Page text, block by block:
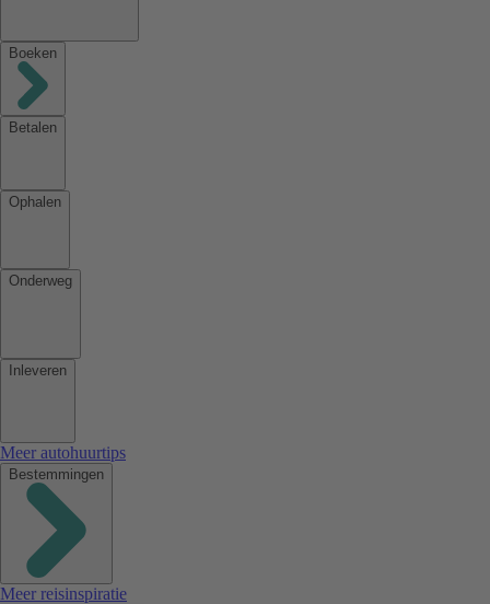
Boeken
Betalen
Ophalen
Onderweg
Inleveren
Meer autohuurtips
Bestemmingen
Meer reisinspiratie